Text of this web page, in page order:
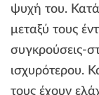
ψυχή του.
μεταξύ τους
συγκρούσεις-
ισχυρότερου.
τους έχουν